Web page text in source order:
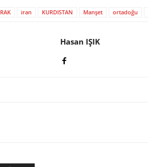
iran KURDISTAN Manşet ortadoğu
Hasan IŞIK